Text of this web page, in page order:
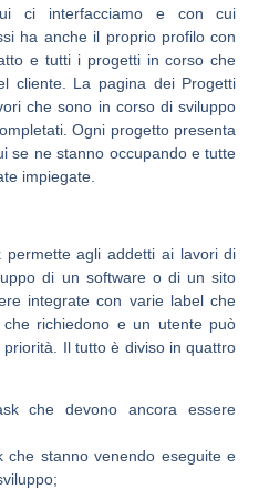
ci interfacciamo e con cui
ha anche il proprio profilo con
e tutti i progetti in corso che
cliente. La pagina dei Progetti
che sono in corso di sviluppo
Ogni progetto presenta
se ne stanno occupando e tutte
impiegate.
agli addetti ai lavori di
di un software o di un sito
integrate con varie label che
richiedono e un utente può
Il tutto è diviso in quattro
che devono ancora essere
che stanno venendo eseguite e